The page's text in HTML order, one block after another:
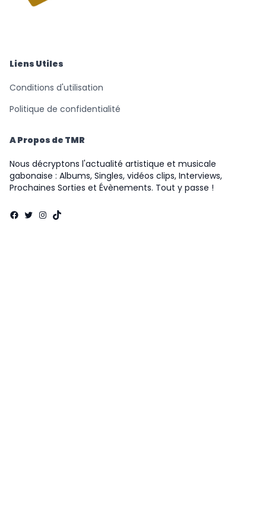
Liens Utiles
Conditions d'utilisation
Politique de confidentialité
A Propos de TMR
Nous décryptons l'actualité artistique et musicale
gabonaise : Albums, Singles, vidéos clips, Interviews,
Prochaines Sorties et Évènements. Tout y passe !
Facebook
Twitter
Instagram
TikTok